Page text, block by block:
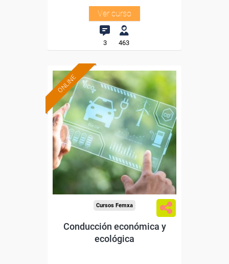
Ver curso
3 463
ONLINE
Formación 100%
subvencionada.
Para desempleados,
trabajadores y autónomos.
Sector
-Transporte y Logística.
Cursos Femxa
Conducción económica y
ecológica